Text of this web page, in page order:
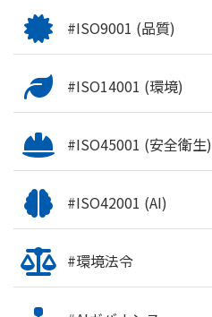
#ISO9001 (品質)
#ISO14001 (環境)
#ISO45001 (安全衛生)
#ISO42001 (AI)
#環境法令